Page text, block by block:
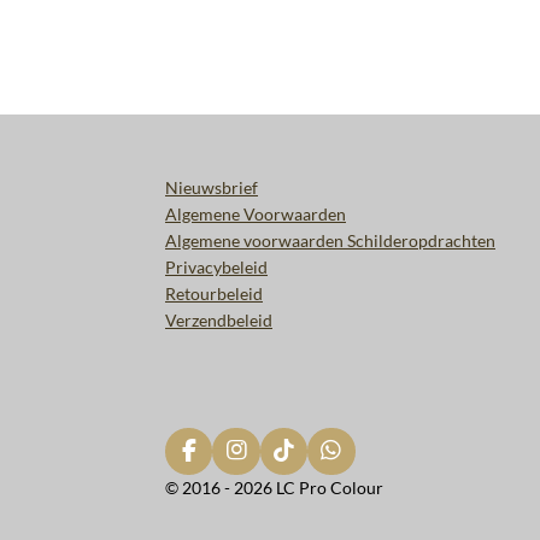
Nieuwsbrief
Algemene Voorwaarden
Algemene voorwaarden Schilderopdrachten
Privacybeleid
Retourbeleid
Verzendbeleid
F
a
I
n
T
i
W
h
© 2016 - 2026 LC Pro Colour